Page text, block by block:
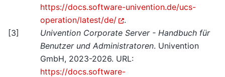
https://docs.software-univention.de/ucs-
operation/latest/de/
.
[3]
Univention Corporate Server - Handbuch für
Benutzer und Administratoren. Univention
GmbH, 2023-2026. URL:
https://docs.software-